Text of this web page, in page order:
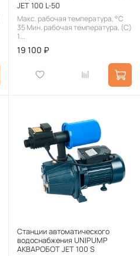
JET 100 L-50
Макс. рабочая температура, °С
35 Мин. рабочая температура, (С)
1...
19 100 ₽
Станции автоматического
водоснабжения UNIPUMP
АКВАРОБОТ JET 100 S